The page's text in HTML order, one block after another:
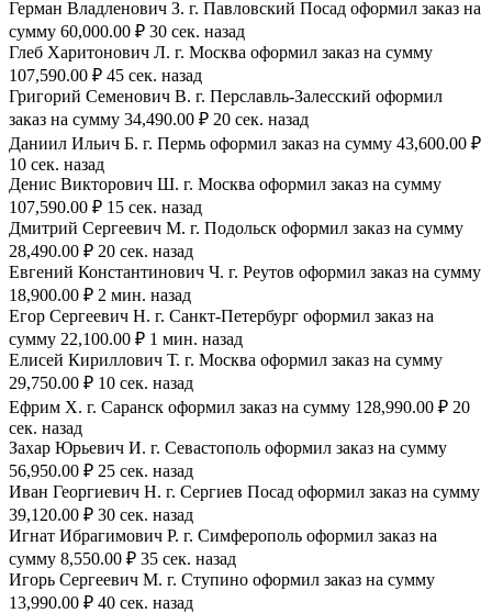
Герман Владленович З. г. Павловский Посад оформил заказ на
сумму 60,000.00 ₽ 30 сек. назад
Глеб Харитонович Л. г. Москва оформил заказ на сумму
107,590.00 ₽ 45 сек. назад
Григорий Семенович В. г. Перславль-Залесский оформил
заказ на сумму 34,490.00 ₽ 20 сек. назад
Даниил Ильич Б. г. Пермь оформил заказ на сумму 43,600.00 ₽
10 сек. назад
Денис Викторович Ш. г. Москва оформил заказ на сумму
107,590.00 ₽ 15 сек. назад
Дмитрий Сергеевич М. г. Подольск оформил заказ на сумму
28,490.00 ₽ 20 сек. назад
Евгений Константинович Ч. г. Реутов оформил заказ на сумму
18,900.00 ₽ 2 мин. назад
Егор Сергеевич Н. г. Санкт-Петербург оформил заказ на
сумму 22,100.00 ₽ 1 мин. назад
Елисей Кириллович Т. г. Москва оформил заказ на сумму
29,750.00 ₽ 10 сек. назад
Ефрим Х. г. Саранск оформил заказ на сумму 128,990.00 ₽ 20
сек. назад
Захар Юрьевич И. г. Севастополь оформил заказ на сумму
56,950.00 ₽ 25 сек. назад
Иван Георгиевич Н. г. Сергиев Посад оформил заказ на сумму
39,120.00 ₽ 30 сек. назад
Игнат Ибрагимович Р. г. Симферополь оформил заказ на
сумму 8,550.00 ₽ 35 сек. назад
Игорь Сергеевич М. г. Ступино оформил заказ на сумму
13,990.00 ₽ 40 сек. назад